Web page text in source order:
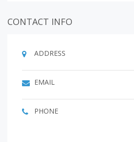
CONTACT INFO
ADDRESS
EMAIL
PHONE